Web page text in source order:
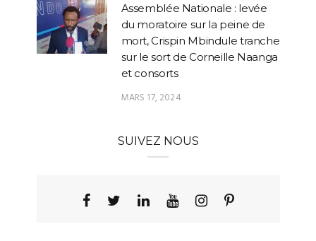
Assemblée Nationale : levée
du moratoire sur la peine de
mort, Crispin Mbindule tranche
sur le sort de Corneille Naanga
et consorts
MARS 17, 2024
SUIVEZ NOUS